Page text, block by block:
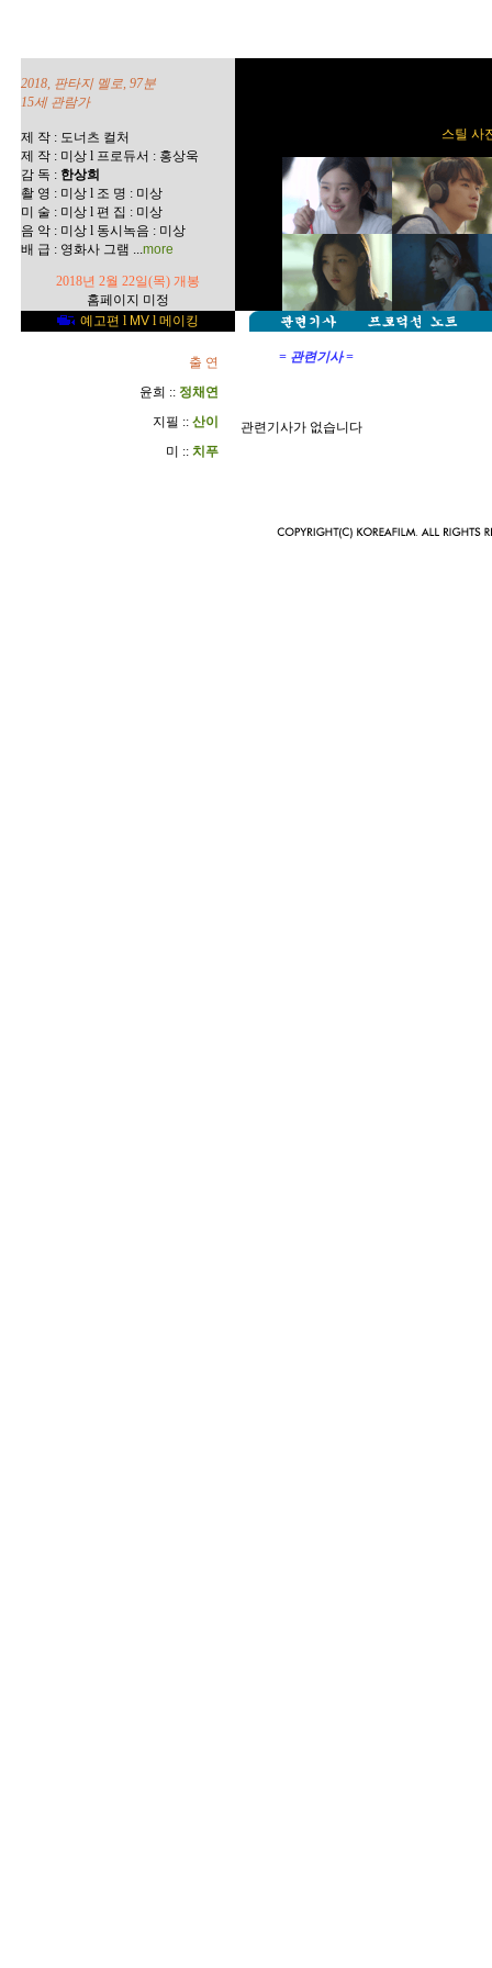
2018, 판타지 멜로, 97분
15세 관람가
제 작 : 도너츠 컬처
제 작 : 미상 l 프로듀서 : 홍상욱
감 독 : 한상희
촬 영 : 미상 l 조 명 : 미상
미 술 : 미상 l 편 집 : 미상
음 악 : 미상 l 동시녹음 : 미상
배 급 : 영화사 그램 ...more
2018년 2월 22일(목) 개봉
홈페이지 미정
스틸 사
예고편 l MV l 메이킹
출 연
윤희 :: 정채연
지필 :: 산이
미 :: 치푸
= 관련기사 =
관련기사가 없습니다